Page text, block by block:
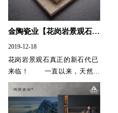
金陶瓷业【花岗岩景观石】
真正的新石代已来临！
2019-12-18
花岗岩景观石真正的新石代已
来临！ 一直以来，天然花
岗岩以致密坚硬、抗压强度
高，成为建筑领域不...